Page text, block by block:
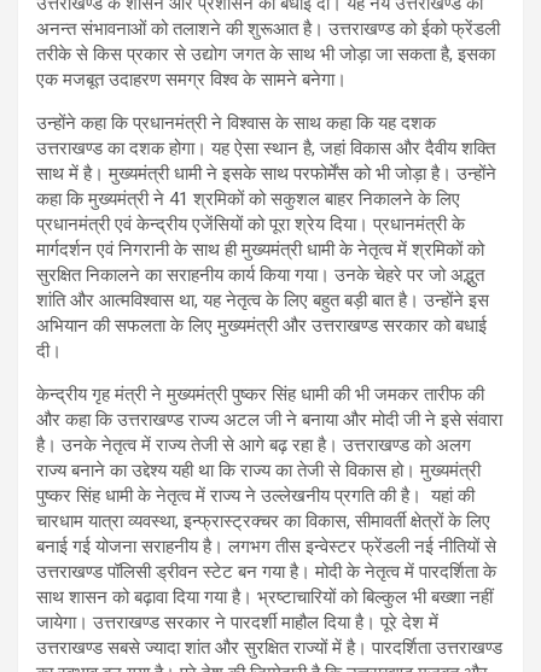
अनन्त संभावनाओं को तलाशने की शुरूआत है। उत्तराखण्ड को ईको फ्रेंडली
तरीके से किस प्रकार से उद्योग जगत के साथ भी जोड़ा जा सकता है, इसका
एक मजबूत उदाहरण समग्र विश्व के सामने बनेगा।
उन्होंने कहा कि प्रधानमंत्री ने विश्वास के साथ कहा कि यह दशक
उत्तराखण्ड का दशक होगा। यह ऐसा स्थान है, जहां विकास और दैवीय शक्ति
साथ में है। मुख्यमंत्री धामी ने इसके साथ परफोर्मेंस को भी जोड़ा है। उन्होंने
कहा कि मुख्यमंत्री ने 41 श्रमिकों को सकुशल बाहर निकालने के लिए
प्रधानमंत्री एवं केन्द्रीय एजेंसियों को पूरा श्रेय दिया। प्रधानमंत्री के
मार्गदर्शन एवं निगरानी के साथ ही मुख्यमंत्री धामी के नेतृत्व में श्रमिकों को
सुरक्षित निकालने का सराहनीय कार्य किया गया। उनके चेहरे पर जो अद्भुत
शांति और आत्मविश्वास था, यह नेतृत्व के लिए बहुत बड़ी बात है। उन्होंने इस
अभियान की सफलता के लिए मुख्यमंत्री और उत्तराखण्ड सरकार को बधाई
दी।
केन्द्रीय गृह मंत्री ने मुख्यमंत्री पुष्कर सिंह धामी की भी जमकर तारीफ की
और कहा कि उत्तराखण्ड राज्य अटल जी ने बनाया और मोदी जी ने इसे संवारा
है। उनके नेतृत्व में राज्य तेजी से आगे बढ़ रहा है। उत्तराखण्ड को अलग
राज्य बनाने का उद्देश्य यही था कि राज्य का तेजी से विकास हो। मुख्यमंत्री
पुष्कर सिंह धामी के नेतृत्व में राज्य ने उल्लेखनीय प्रगति की है। यहां की
चारधाम यात्रा व्यवस्था, इन्फ्रास्ट्रक्चर का विकास, सीमावर्ती क्षेत्रों के लिए
बनाई गई योजना सराहनीय है। लगभग तीस इन्वेस्टर फ्रेंडली नई नीतियों से
उत्तराखण्ड पॉलिसी ड्रीवन स्टेट बन गया है। मोदी के नेतृत्व में पारदर्शिता के
साथ शासन को बढ़ावा दिया गया है। भ्रष्टाचारियों को बिल्कुल भी बख्शा नहीं
जायेगा। उत्तराखण्ड सरकार ने पारदर्शी माहौल दिया है। पूरे देश में
उत्तराखण्ड सबसे ज्यादा शांत और सुरक्षित राज्यों में है। पारदर्शिता उत्तराखण्ड